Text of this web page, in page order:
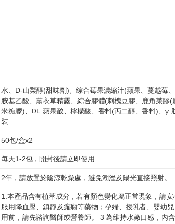
水、D-山梨醇(甜味劑)、綜合莓果濃縮汁(蘋果、蔓越莓
胺基乙酸、薰衣草精露、綜合膠體(刺槐豆膠、鹿角菜膠
米糖膠)、DL-蘋果酸、檸檬酸、香料(丙二醇、香料)、
裝
50包/盒x2
每天1-2包，開封後請立即使用
2年，請放置於陰涼乾燥處，避免潮溼及陽光直接照射。
1.本產品含有植萃成分，若有顏色變化屬正常現象，請
服用降血壓、鎮靜及癲癇等藥物；孕婦、授乳者、嬰幼
用前，請先諮詢醫師或營養師。 3.為維持水嫩口感，內